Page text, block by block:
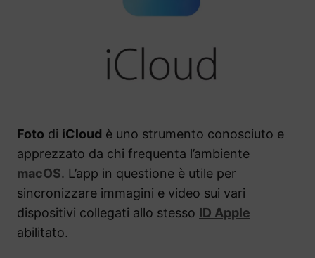
Foto di iCloud è uno strumento conosciuto e
apprezzato da chi frequenta l’ambiente
macOS. L’app in questione è utile per
sincronizzare immagini e video sui vari
dispositivi collegati allo stesso ID Apple
abilitato.